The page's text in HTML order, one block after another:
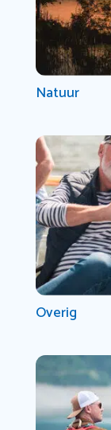
Natuur
Overig